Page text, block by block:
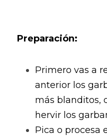
Preparación:
Primero vas a
anterior los
más blanditos,
hervir los
Pica o procesa